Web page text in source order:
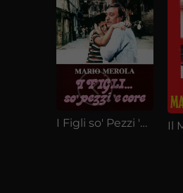
I Figli so' Pezzi 'e Core